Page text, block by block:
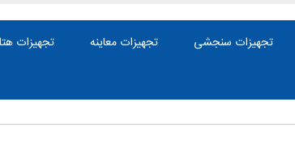
تجهیزات سنجشی تجهیزات معاینه تجهیزات